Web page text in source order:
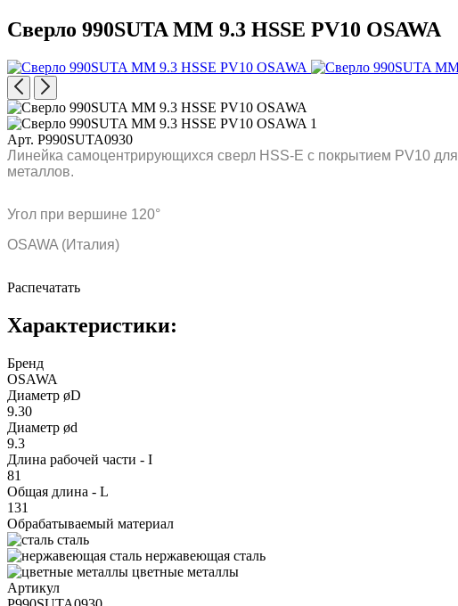
Сверло 990SUTA MM 9.3 HSSE PV10 OSAWA
Арт. P990SUTA0930
Линейка самоцентрирующихся сверл HSS-E с покрытием PV10
металлов.
Угол при вершине 120°
OSAWA (Италия)
Распечатать
Характеристики:
Бренд
OSAWA
Диаметр øD
9.30
Диаметр ød
9.3
Длина рабочей части - I
81
Общая длина - L
131
Обрабатываемый материал
сталь
нержавеющая сталь
цветные металлы
Артикул